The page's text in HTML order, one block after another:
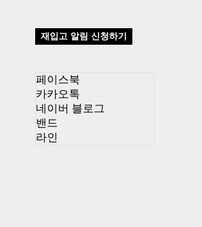
재입고 알림 신청하기
페이스북
카카오톡
네이버 블로그
밴드
라인